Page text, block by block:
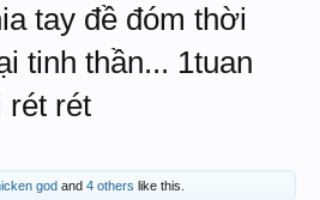
tay đề đóm thời
tinh thần... 1tuan
rét rét
god and 4 others like this.